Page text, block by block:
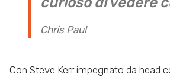
Chris Paul
Con Steve Kerr impegnato da head